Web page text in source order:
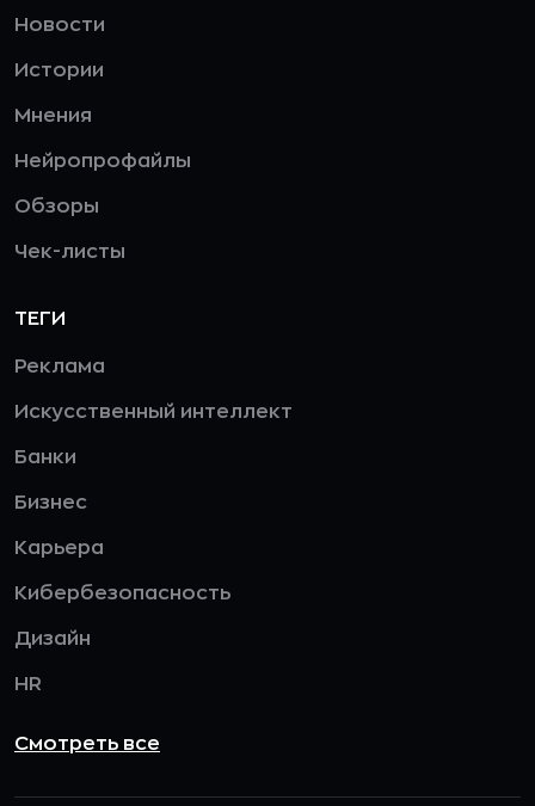
Новости
Истории
Мнения
Нейропрофайлы
Обзоры
Чек-листы
ТЕГИ
Реклама
Искусственный интеллект
Банки
Бизнес
Карьера
Кибербезопасность
Дизайн
HR
Смотреть все